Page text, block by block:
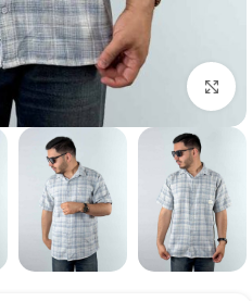
بزرگنمایی تصویر